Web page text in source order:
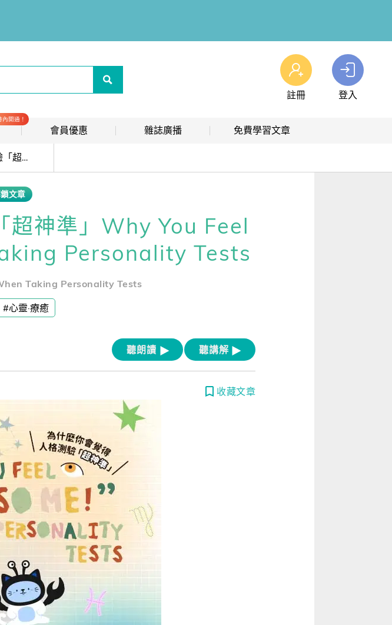
註冊 登入
內開通！
會員優惠
會員限定活動
會員升等辦法
雜誌廣播
生活英語廣播
免費學習文章
時事·新知
單字·俚語·用法
GEPT 全民英檢，聽/說/讀/寫一次過！
寫作·題型攻略
職場·商務應用
為什麼你會覺得人格測驗「超神準」Why You Feel “That’s So Me!” When Taking Personality Tests
文章
超神準」Why You Feel
Personality Tests
Taking Personality Tests
#心靈·療癒
聽講解
聽朗讀
收藏文章